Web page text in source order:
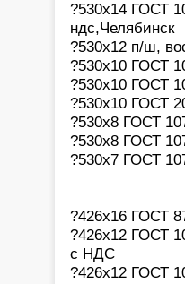
?530х14 ГОСТ
ндс,Челябинск
?530х12 п/ш,
?530х10 ГОСТ
?530х10 ГОСТ
?530х10 ГОСТ
?530х8 ГОСТ
?530х8 ГОСТ
?530х7 ГОСТ
?426х16 ГОСТ
?426х12 ГОСТ
с НДС
?426х12 ГОСТ